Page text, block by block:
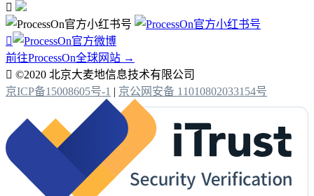


前往ProcessOn全球网站 →
 ©2020 北京大麦地信息技术有限公司
京ICP备15008605号-1 | 京公网安备 11010802033154号